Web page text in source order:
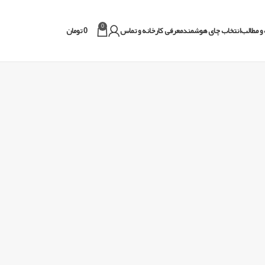
مطالبانتخاب چای هوشمندمعرفی کارخانه و تماس 0
0تومان